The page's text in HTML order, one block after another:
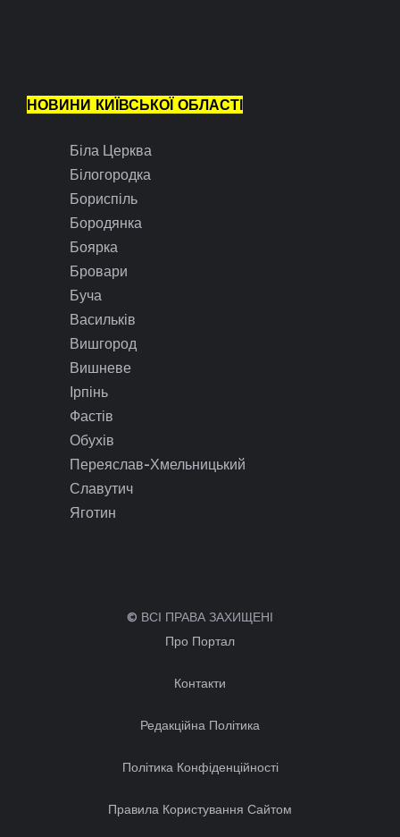
НОВИНИ КИЇВСЬКОЇ ОБЛАСТІ
Біла Церква
Білогородка
Бориспіль
Бородянка
Боярка
Бровари
Буча
Васильків
Вишгород
Вишневе
Ірпінь
Фастів
Обухів
Переяслав-Хмельницький
Славутич
Яготин
© ВСІ ПРАВА ЗАХИЩЕНІ
Про Портал
Контакти
Редакційна Політика
Політика Конфіденційності
Правила Користування Сайтом